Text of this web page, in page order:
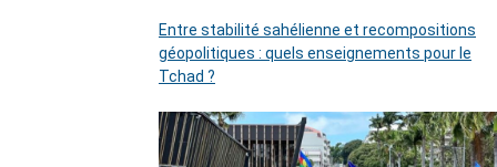
Entre stabilité sahélienne et recompositions
géopolitiques : quels enseignements pour le
Tchad ?